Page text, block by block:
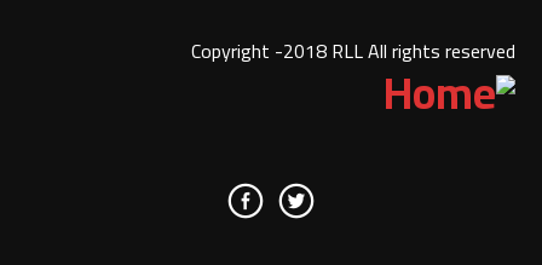
Copyright -2018 RLL All rights reserved